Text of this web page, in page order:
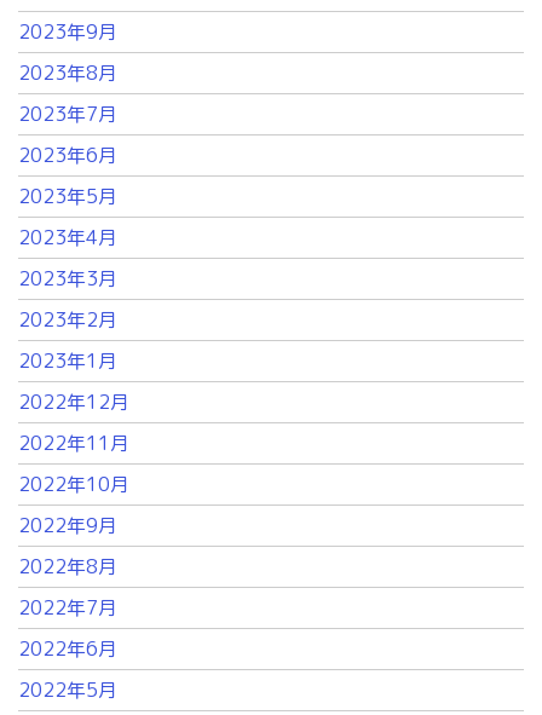
2023年9月
2023年8月
2023年7月
2023年6月
2023年5月
2023年4月
2023年3月
2023年2月
2023年1月
2022年12月
2022年11月
2022年10月
2022年9月
2022年8月
2022年7月
2022年6月
2022年5月